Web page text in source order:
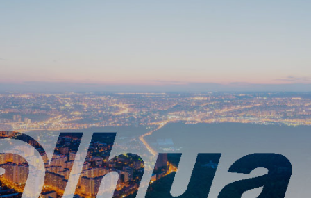
ДЭЛХИЙД ТЭРГҮҮЛЭГЧ
ВИДЕО ТӨВТЭЙ
Ухаалаг IoT шийдэл, үйлчилгээ үзүүлэгч